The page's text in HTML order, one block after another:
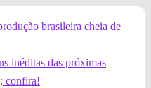
brasileira cheia de
inéditas das próximas
confira!